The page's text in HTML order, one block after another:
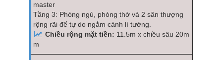
master
Tầng 3: Phòng ngủ, phòng thờ và 2 sân thượng
rộng rãi để tự do ngắm cảnh lí tưởng.
Chiều rộng mặt tiền: 11.5m x chiều sâu 20m
m